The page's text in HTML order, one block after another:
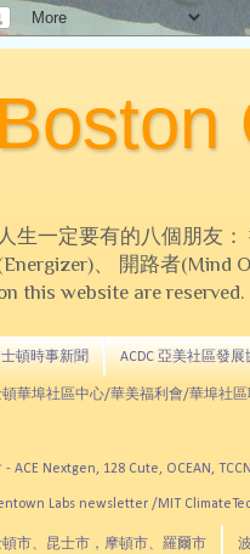
Boston
人生一定要有的八個朋友
、 開路者(Mind
this website are reserved.
頓時事新聞 ACDC 亞美社區發展
頓華埠社區中心/華美福利會/華埠社
- ACE Nextgen, 128 Cute, OCEAN,
Labs newsletter /MIT
市、昆士市，摩頓市、羅爾市